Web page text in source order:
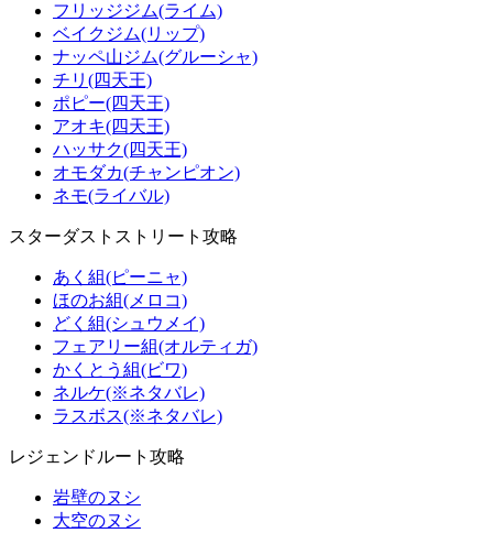
フリッジジム(ライム)
ベイクジム(リップ)
ナッペ山ジム(グルーシャ)
チリ(四天王)
ポピー(四天王)
アオキ(四天王)
ハッサク(四天王)
オモダカ(チャンピオン)
ネモ(ライバル)
スターダストストリート攻略
あく組(ピーニャ)
ほのお組(メロコ)
どく組(シュウメイ)
フェアリー組(オルティガ)
かくとう組(ビワ)
ネルケ(※ネタバレ)
ラスボス(※ネタバレ)
レジェンドルート攻略
岩壁のヌシ
大空のヌシ